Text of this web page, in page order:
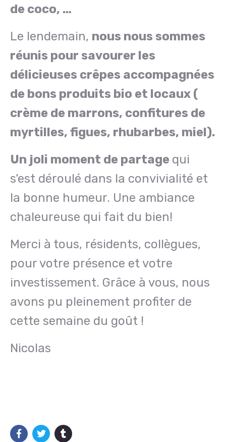
de coco, …
Le lendemain, nous nous sommes
réunis pour savourer les
délicieuses crêpes accompagnées
de bons produits bio et locaux (
crème de marrons, confitures de
myrtilles, figues, rhubarbes, miel).
Un joli moment de partage qui
s’est déroulé dans la convivialité et
la bonne humeur. Une ambiance
chaleureuse qui fait du bien!
Merci à tous, résidents, collègues,
pour votre présence et votre
investissement. Grâce à vous, nous
avons pu pleinement profiter de
cette semaine du goût !
Nicolas